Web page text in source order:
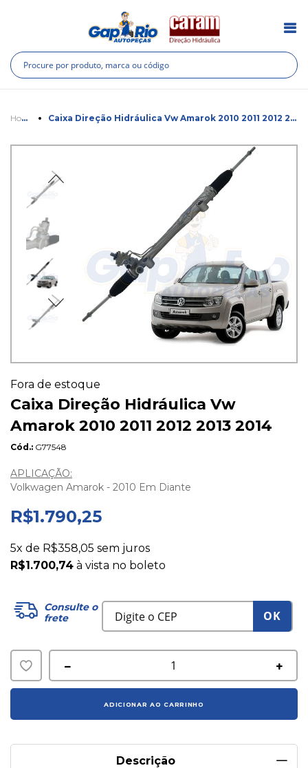
Pesquisa
Home Caixa Direção Hidráulica Vw Amarok 2010 2011 2012 2013 2014
final
Galeria
imagens
início
Galeria
imagens
Caixa Direção Hidráulica Vw
Amarok 2010 2011 2012 2013 2014
Cód. G77548
R$1.790,25
5x de R$358,05 sem juros
R$1.700,74 à vista no boleto
APLICAÇÃO:
Volkwagen Amarok - 2010 Em Diante
Adicionar
ADICIONAR AO CARRINHO
Fora de estoque
Consulte o
frete
OK
Descrição